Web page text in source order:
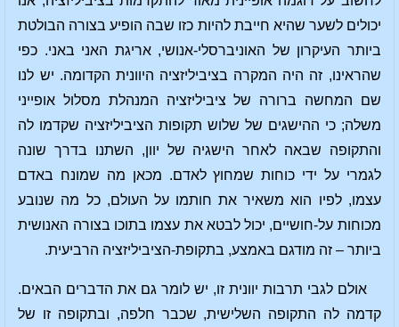
יכולים לשער שהיא חייבת להיות כזו שבה הופיע בצורה הבולטת
ביותר העיקרון של האוניברסלי-אנושי, אריגת האני באני. כפי
שהראינו, זה היה המקרה בציביליזציה היוונית הקדומה. יש לנו
שם המחשה ברורה של ציביליזציה המנהלת מסלול אופייני
משלה; כי ההישגים של שלוש תקופות הציביליזציה שקדמו לה
והתקופה שבאה לאחר הישגיה של יוון, השתנו בדרך שונה
לגמרי על ידי כוחות שמחוץ לאדם. מכאן מה שמונח באדם
עצמו, לפיו הוא משאיר את חותמו על העולם, כל מה שנובע
מכוחות על-חושיים, יכול לבטא את עצמו בתוכו בצורה האנושית
ביותר – זה מודגם באמצע, בתקופת-הציביליזציה הרביעית.
אולם לגבי תרבות יוונית זו, יש לומר גם את הדברים הבאים.
קדמה לה התקופה השלישית, שכבר חלפה, ובתקופה זו של